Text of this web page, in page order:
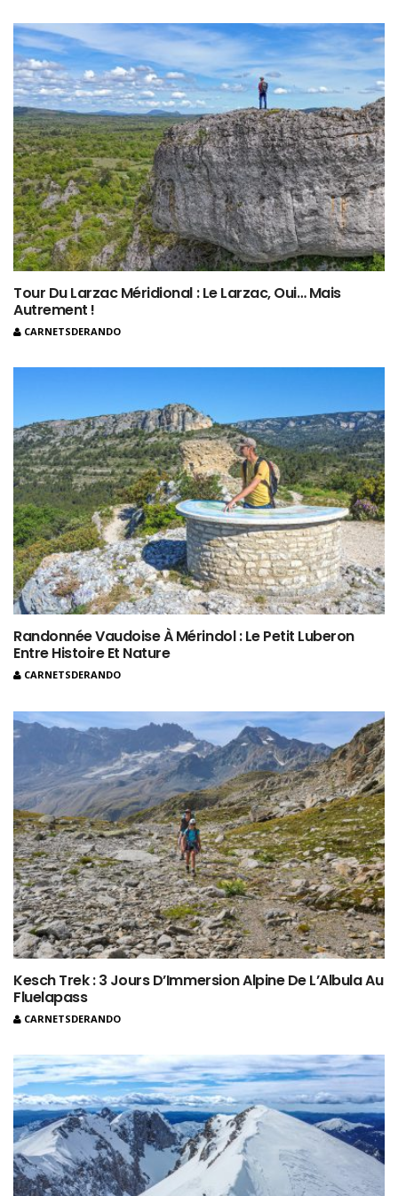
Tour Du Larzac Méridional : Le Larzac, Oui… Mais
Autrement !
CARNETSDERANDO
Randonnée Vaudoise À Mérindol : Le Petit Luberon
Entre Histoire Et Nature
CARNETSDERANDO
Kesch Trek : 3 Jours D’Immersion Alpine De L’Albula Au
Fluelapass
CARNETSDERANDO